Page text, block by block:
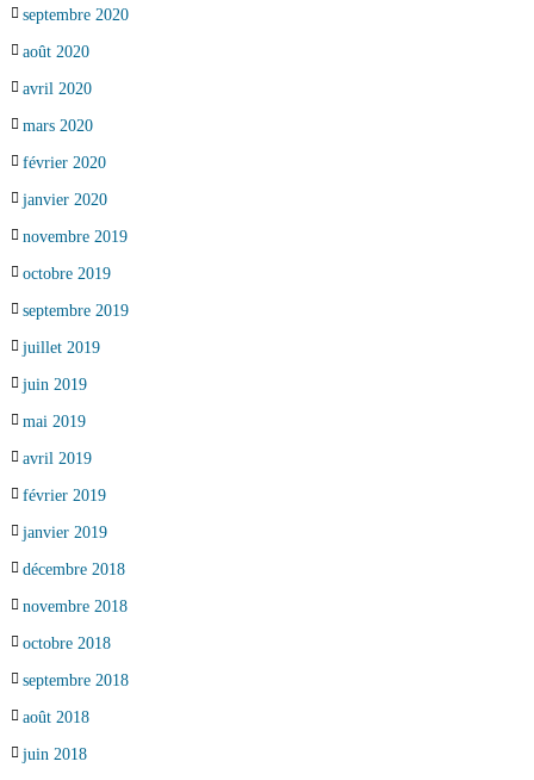
septembre 2020
août 2020
avril 2020
mars 2020
février 2020
janvier 2020
novembre 2019
octobre 2019
septembre 2019
juillet 2019
juin 2019
mai 2019
avril 2019
février 2019
janvier 2019
décembre 2018
novembre 2018
octobre 2018
septembre 2018
août 2018
juin 2018